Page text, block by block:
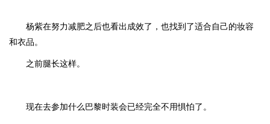
杨紫在努力减肥之后也看出成效了，也找到了适合自己的妆容
和衣品。
之前腿长这样。
现在去参加什么巴黎时装会已经完全不用惧怕了。